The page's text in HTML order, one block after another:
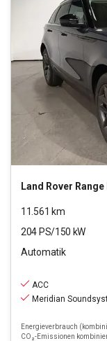
Land Rover Range
11.561 km
204 PS/150 kW
Automatik
ACC
Meridian
Energieverbrauch
CO₂-Emissionen